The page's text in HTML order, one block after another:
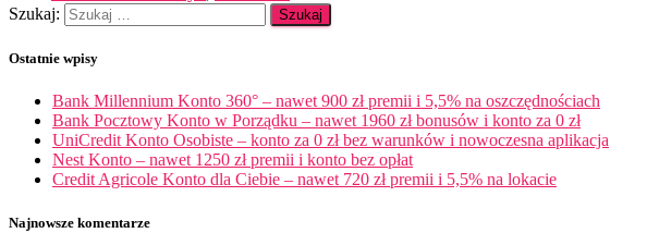
Szukaj:
Ostatnie wpisy
Bank Millennium Konto 360° – nawet 900 zł premii i 5,5% na oszczędnościach
Bank Pocztowy Konto w Porządku – nawet 1960 zł bonusów i konto za 0 zł
UniCredit Konto Osobiste – konto za 0 zł bez warunków i nowoczesna aplikacja
Nest Konto – nawet 1250 zł premii i konto bez opłat
Credit Agricole Konto dla Ciebie – nawet 720 zł premii i 5,5% na lokacie
Najnowsze komentarze